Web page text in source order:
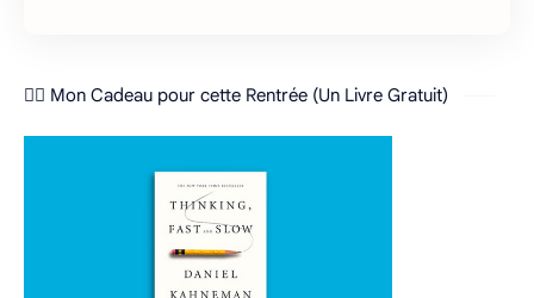
❤️‍🔥 Mon Cadeau pour cette Rentrée (Un Livre Gratuit)